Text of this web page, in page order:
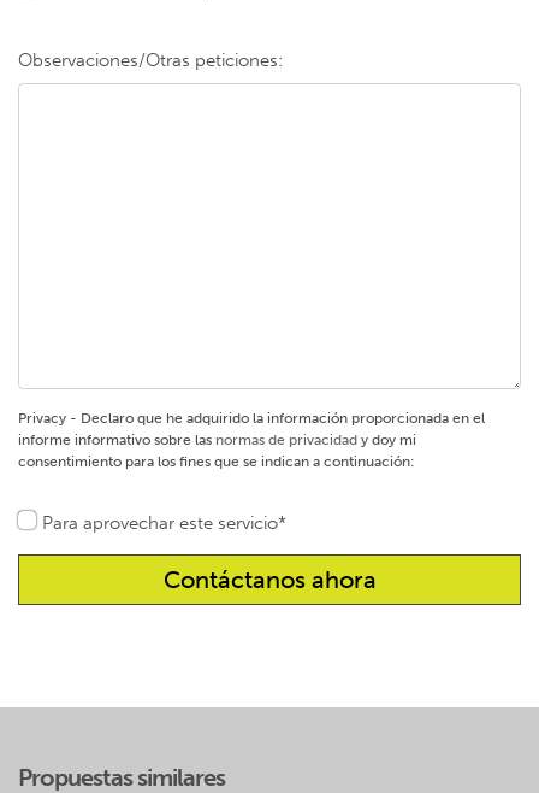
Observaciones/Otras peticiones:
Privacy - Declaro que he adquirido la información proporcionada en el
informe informativo sobre las normas de privacidad y doy mi
consentimiento para los fines que se indican a continuación:
Para aprovechar este servicio*
Propuestas similares